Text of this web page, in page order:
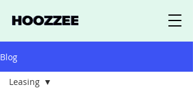
Blog
Leasing